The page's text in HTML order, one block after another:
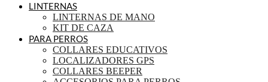
LINTERNAS
LINTERNAS DE MANO
KIT DE CAZA
PARA PERROS
COLLARES EDUCATIVOS
LOCALIZADORES GPS
COLLARES BEEPER